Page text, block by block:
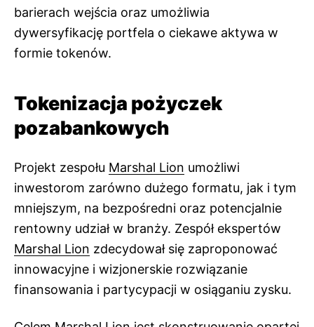
barierach wejścia oraz umożliwia
dywersyfikację portfela o ciekawe aktywa w
formie tokenów.
Tokenizacja pożyczek
pozabankowych
Projekt zespołu Marshal Lion umożliwi
inwestorom zarówno dużego formatu, jak i tym
mniejszym, na bezpośredni oraz potencjalnie
rentowny udział w branży. Zespół ekspertów
Marshal Lion zdecydował się zaproponować
innowacyjne i wizjonerskie rozwiązanie
finansowania i partycypacji w osiąganiu zysku.